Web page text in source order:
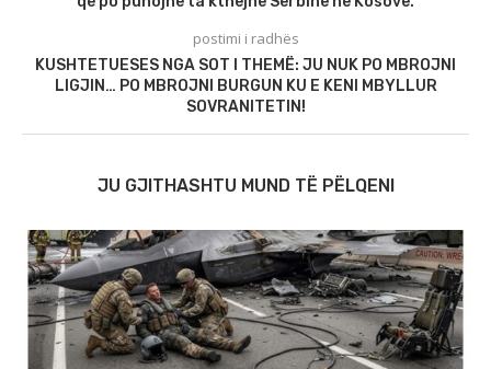
postimi i radhës
KUSHTETUESES NGA SOT I THEMË: JU NUK PO MBROJNI
LIGJIN… PO MBROJNI BURGUN KU E KENI MBYLLUR
SOVRANITETIN!
JU GJITHASHTU MUND TË PËLQENI